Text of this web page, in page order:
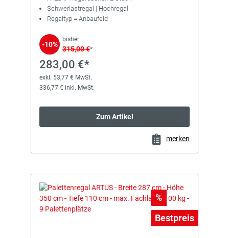
Schwerlastregal | Hochregal
Regaltyp = Anbaufeld
-10%
bisher
315,00 €*
283,00 €*
exkl. 53,77 € MwSt.
336,77 € inkl. MwSt.
Zum Artikel
merken
Rabatt
%
Bestpreis